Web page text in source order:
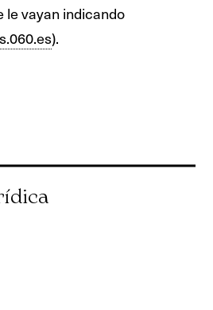
le vayan indicando
).